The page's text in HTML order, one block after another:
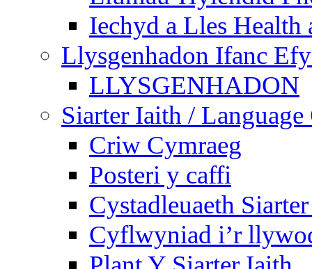
Iechyd a Lles Health
Llysgenhadon Ifanc
LLYSGENHADON
Siarter Iaith / Language
Criw Cymraeg
Posteri y caffi
Cystadleuaeth
Cyflwyniad i’r